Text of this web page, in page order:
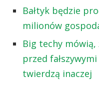
Bałtyk będzie
milionów
Big techy
przed
twierdzą inaczej